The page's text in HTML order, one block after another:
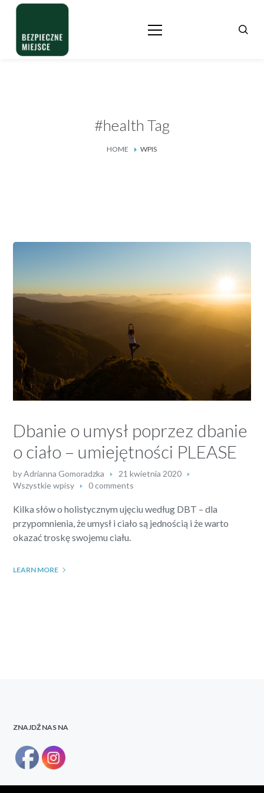
#health Tag
HOME WPIS
Dbanie o umysł poprzez dbanie
o ciało – umiejętności PLEASE
byAdrianna Gomoradzka
21 kwietnia 2020
Wszystkie wpisy
0 comments
Kilka słów o holistycznym ujęciu według DBT – dla
przypomnienia, że umysł i ciało są jednością i że warto
okazać troskę swojemu ciału.
LEARN MORE
ZNAJDŹ NAS NA